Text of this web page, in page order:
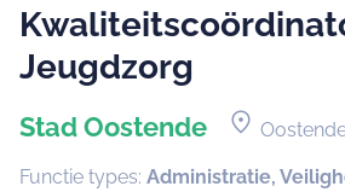
Jeugdzorg
Stad Oostende location_on
Functie types: Administratie,